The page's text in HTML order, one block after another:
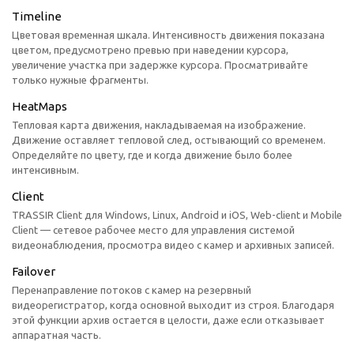
Timeline
Цветовая временная шкала. Интенсивность движения показана
цветом, предусмотрено превью при наведении курсора,
увеличение участка при задержке курсора. Просматривайте
только нужные фрагменты.
HeatMaps
Тепловая карта движения, накладываемая на изображение.
Движение оставляет тепловой след, остывающий со временем.
Определяйте по цвету, где и когда движение было более
интенсивным.
Client
TRASSIR Client для Windows, Linux, Android и iOS, Web-client и Mobile
Client — сетевое рабочее место для управления системой
видеонаблюдения, просмотра видео с камер и архивных записей.
Failover
Перенаправление потоков с камер на резервный
видеорегистратор, когда основной выходит из строя. Благодаря
этой функции архив остается в целости, даже если отказывает
аппаратная часть.